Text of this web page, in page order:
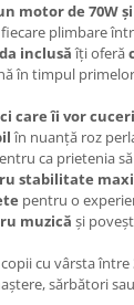
motor de 70W
plimbare
inclusăîți oferă
în timpul
care îi vor
în nuanță roz
ca prietenia
stabilitate
pentru o
muzică și
cu vârsta
sărbători